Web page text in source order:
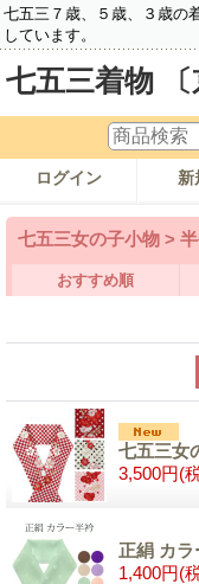
七五三７歳、５歳、３歳の
しています。
七五三着物 〔
ログイン 新
七五三女の子小物 >
おすすめ順
七五三女
3,500円(
正絹 カ
1,400円(